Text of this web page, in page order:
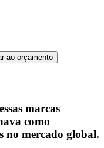
ao orçamento
marcas
como
no mercado global.